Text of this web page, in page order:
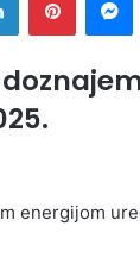
energijom